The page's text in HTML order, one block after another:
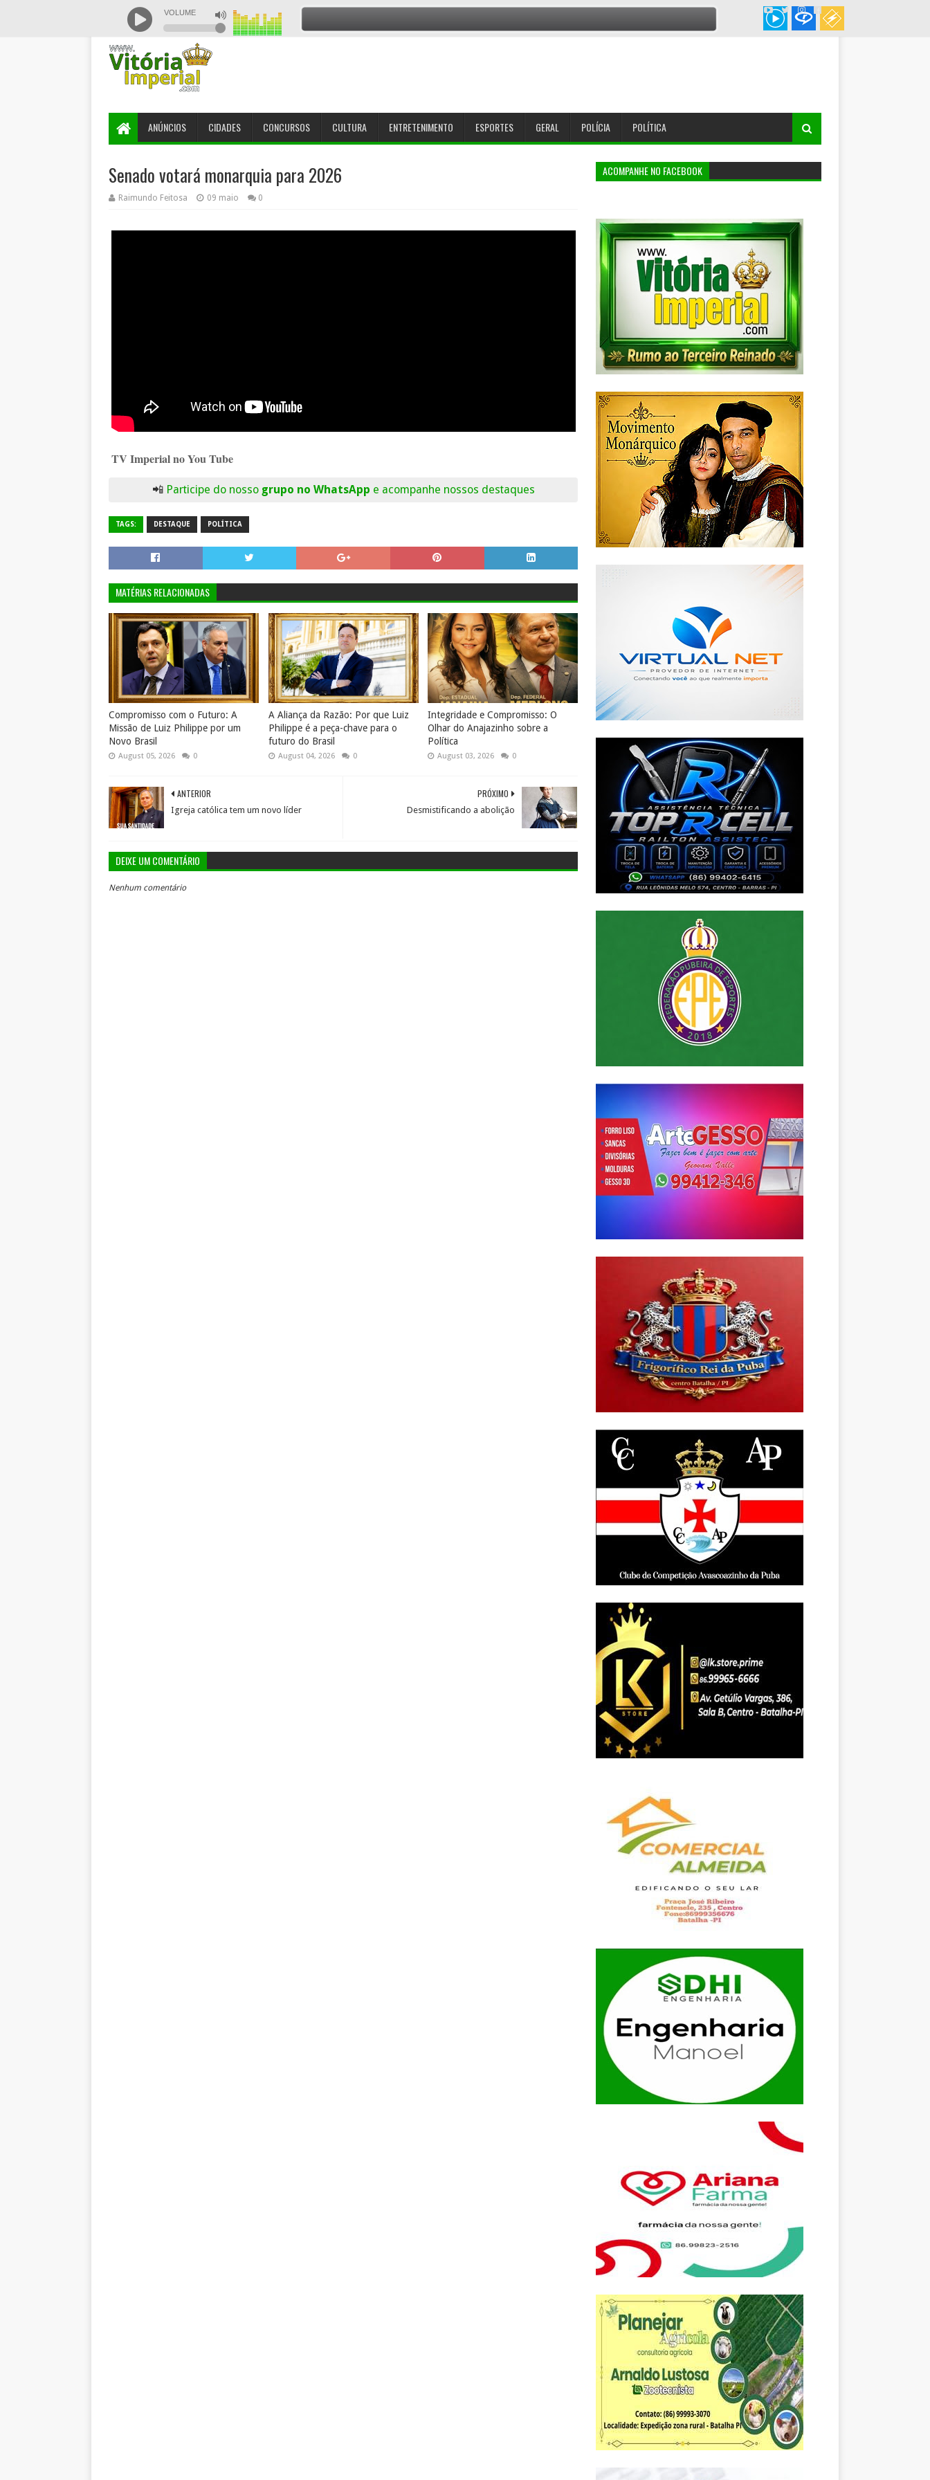
ANÚNCIOS CIDADES CONCURSOS CULTURA ENTRETENIMENTO ESPORTES GERAL POLÍCIA POLÍTICA
Senado votará monarquia para 2026
Raimundo Feitosa 09 maio 0
TV Imperial no You Tube
📲 Participe do nosso grupo no WhatsApp e acompanhe nossos destaques
TAGS: DESTAQUE POLÍTICA
MATÉRIAS RELACIONADAS
Compromisso com o Futuro: A
Missão de Luiz Philippe por um
Novo Brasil
August 05, 2026 0
A Aliança da Razão: Por que Luiz
Philippe é a peça-chave para o
futuro do Brasil
August 04, 2026 0
Integridade e Compromisso: O
Olhar do Anajazinho sobre a
Política
August 03, 2026 0
PRÓXIMO
Desmistificando a abolição
ANTERIOR
Igreja católica tem um novo líder
DEIXE UM COMENTÁRIO
Nenhum comentário
ACOMPANHE NO FACEBOOK